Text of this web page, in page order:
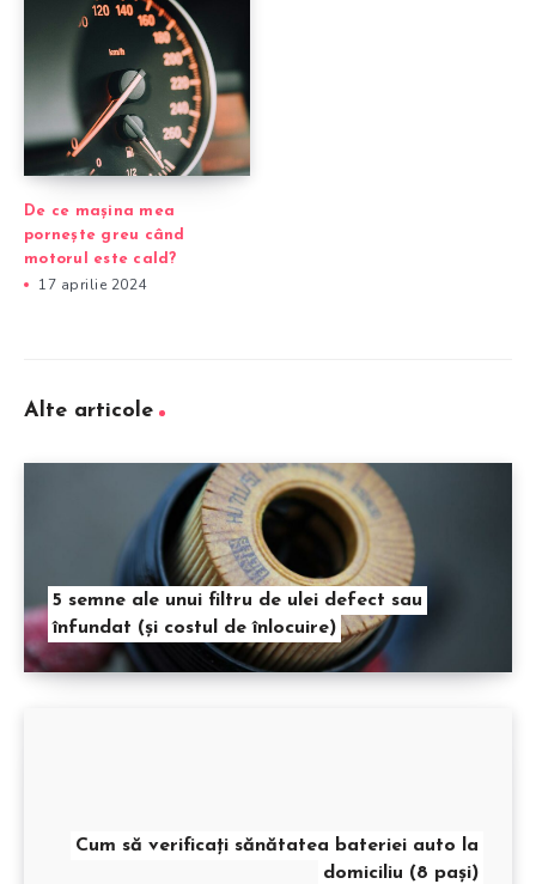
De ce mașina mea
pornește greu când
motorul este cald?
17 aprilie 2024
Alte articole
5 semne ale unui filtru de ulei defect sau
înfundat (și costul de înlocuire)
Cum să verificați sănătatea bateriei auto la
domiciliu (8 pași)